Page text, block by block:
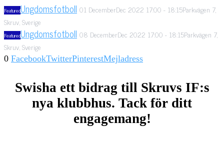
FeaturedUngdomsfotboll 01 DecemberDec 2022 17:00 - 18:15Parkvägen 7,
Skruv, Sverige
FeaturedUngdomsfotboll 08 DecemberDec 2022 17:00 - 18:15Parkvägen 7,
Skruv, Sverige
0 FacebookTwitterPinterestMejladress
Swisha ett bidrag till Skruvs IF:s
nya klubbhus. Tack för ditt
engagemang!